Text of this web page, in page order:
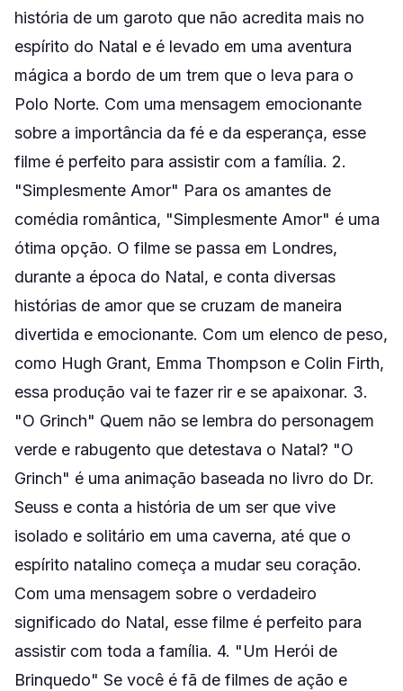
história de um garoto que não acredita mais no
espírito do Natal e é levado em uma aventura
mágica a bordo de um trem que o leva para o
Polo Norte. Com uma mensagem emocionante
sobre a importância da fé e da esperança, esse
filme é perfeito para assistir com a família. 2.
"Simplesmente Amor" Para os amantes de
comédia romântica, "Simplesmente Amor" é uma
ótima opção. O filme se passa em Londres,
durante a época do Natal, e conta diversas
histórias de amor que se cruzam de maneira
divertida e emocionante. Com um elenco de peso,
como Hugh Grant, Emma Thompson e Colin Firth,
essa produção vai te fazer rir e se apaixonar. 3.
"O Grinch" Quem não se lembra do personagem
verde e rabugento que detestava o Natal? "O
Grinch" é uma animação baseada no livro do Dr.
Seuss e conta a história de um ser que vive
isolado e solitário em uma caverna, até que o
espírito natalino começa a mudar seu coração.
Com uma mensagem sobre o verdadeiro
significado do Natal, esse filme é perfeito para
assistir com toda a família. 4. "Um Herói de
Brinquedo" Se você é fã de filmes de ação e